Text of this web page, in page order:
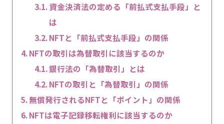
資金決済法の定める「前払式支払手段」と
は
NFTと「前払式支払手段」の関係
NFTの取引は為替取引に該当するのか
銀行法の「為替取引」とは
NFTの取引と「為替取引」の関係
無償発行されるNFTと「ポイント」の関係
NFTは電子記録移転権利に該当するのか